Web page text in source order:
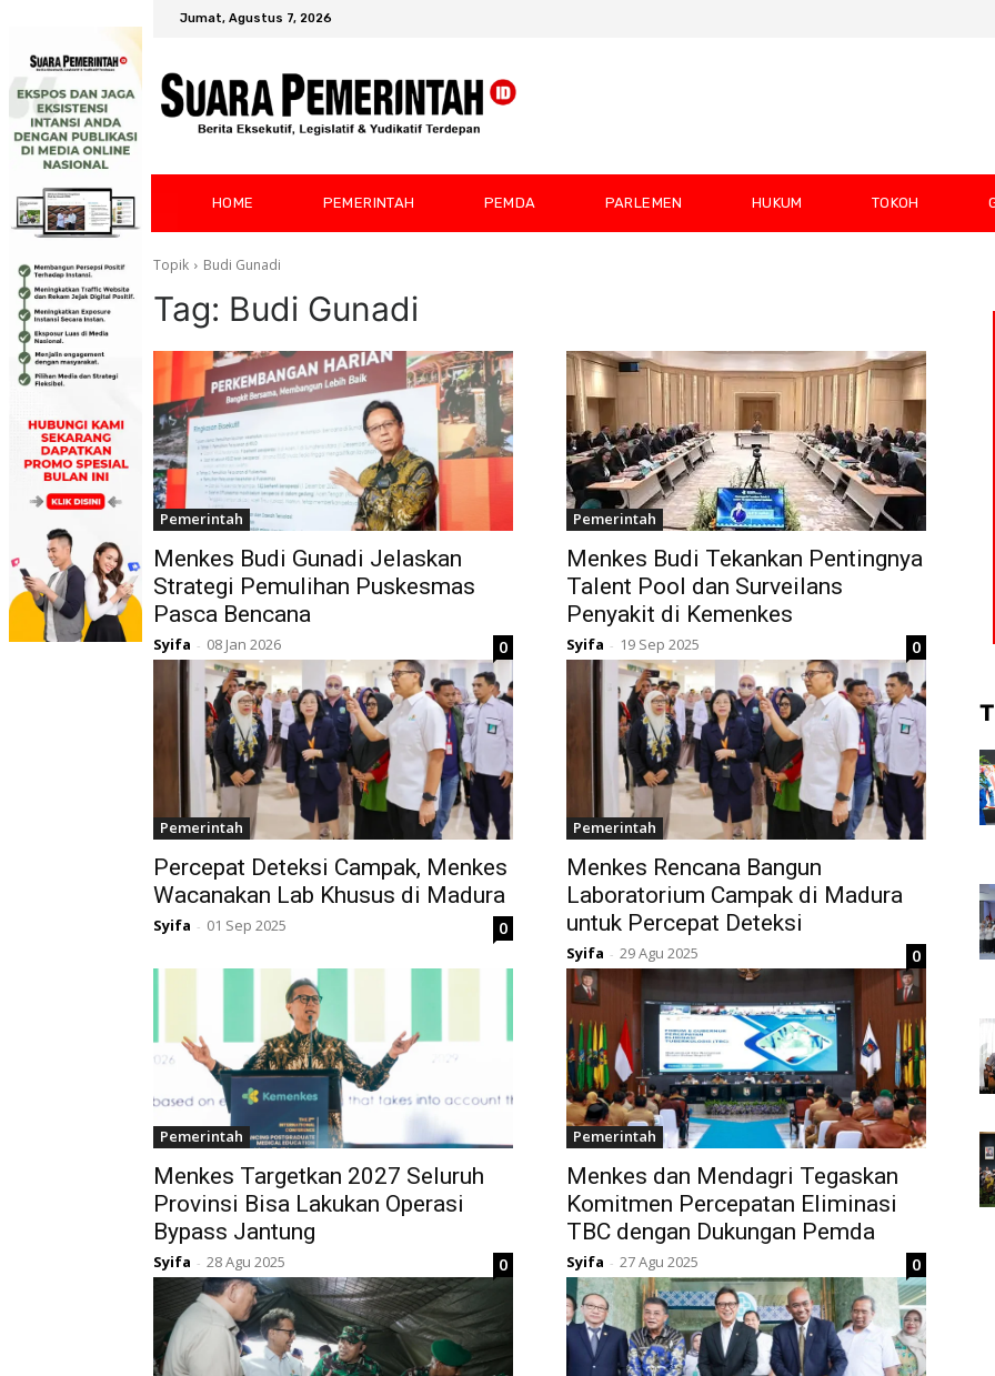
Jumat, Agustus 7, 2026
HOME PEMERINTAH PEMDA PARLEMEN HUKUM TOKOH
Topik Budi Gunadi
Tag: Budi Gunadi
Pemerintah
Menkes Budi Gunadi Jelaskan
Strategi Pemulihan Puskesmas
Pasca Bencana
Syifa - 08 Jan 2026 0
Pemerintah
Menkes Budi Tekankan Pentingnya
Talent Pool dan Surveilans
Penyakit di Kemenkes
Syifa - 19 Sep 2025 0
Pemerintah
Percepat Deteksi Campak, Menkes
Wacanakan Lab Khusus di Madura
Syifa - 01 Sep 2025 0
Pemerintah
Menkes Rencana Bangun
Laboratorium Campak di Madura
untuk Percepat Deteksi
Syifa - 29 Agu 2025 0
Pemerintah
Menkes Targetkan 2027 Seluruh
Provinsi Bisa Lakukan Operasi
Bypass Jantung
Syifa - 28 Agu 2025 0
Pemerintah
Menkes dan Mendagri Tegaskan
Komitmen Percepatan Eliminasi
TBC dengan Dukungan Pemda
Syifa - 27 Agu 2025 0